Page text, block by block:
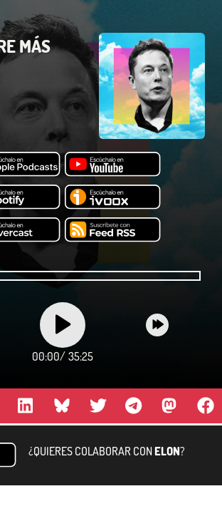
MÁS
00:00/ 35:25
¿QUIERES COLABORAR CONELON?